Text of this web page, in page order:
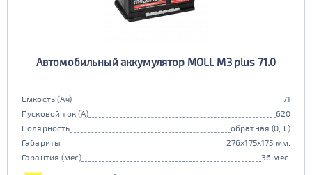
Автомобильный аккумулятор MOLL M3 plus 71.0
Емкость (Ач)
71
Пусковой ток (А)
620
Полярность
обратная (0, L)
Габариты
276x175x175 мм.
Гарантия (мес)
36 мес.